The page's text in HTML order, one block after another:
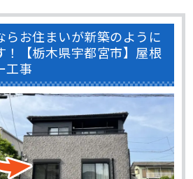
らお住まいが新築のように
！【栃木県宇都宮市】屋根
工事